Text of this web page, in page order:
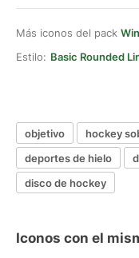
Más iconos del pack
Estilo: Basic Rounded
objetivo hockey
deportes de hielo
disco de hockey
Iconos con el